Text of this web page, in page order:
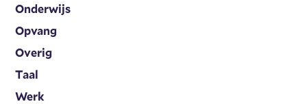
Onderwijs
Opvang
Overig
Taal
Werk